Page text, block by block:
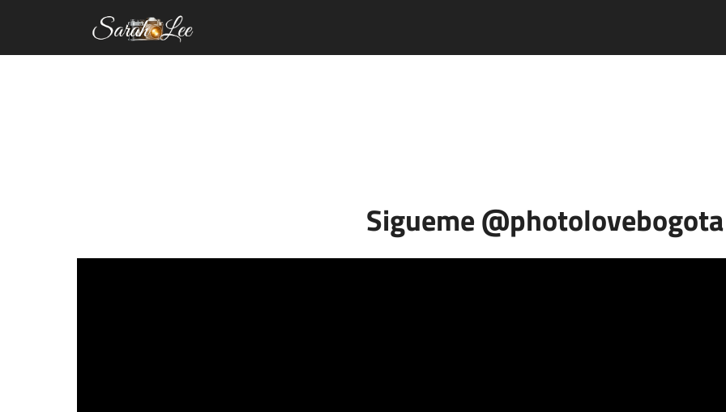
Sigueme @photolovebogota